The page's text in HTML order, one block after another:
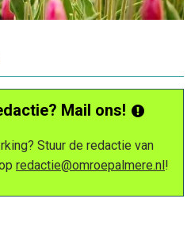
Mail ons!
Stuur de redactie van
redactie@omroepalmere.nl!